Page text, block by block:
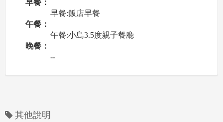
早餐：
早餐:飯店早餐
午餐：
午餐:小島3.5度親子餐廳
晚餐：
--
其他說明